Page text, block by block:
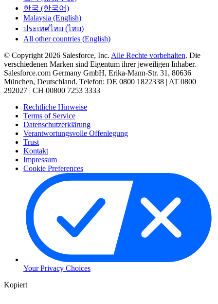
한국 (한국어)
Malaysia (English)
ประเทศไทย (ไทย)
All other countries (English)
© Copyright 2026 Salesforce, Inc. Alle Rechte vorbehalten. Die
verschiedenen Marken sind Eigentum ihrer jeweiligen Inhaber.
Salesforce.com Germany GmbH, Erika-Mann-Str. 31, 80636
München, Deutschland. Telefon: DE 0800 1822338 | AT 0800
292027 | CH 00800 7253 3333
Rechtliche Hinweise
Terms of Service
Datenschutzerklärung
Verantwortungsvolle Offenlegung
Trust
Kontakt
Impressum
Cookie Preferences
Your Privacy Choices
Kopiert